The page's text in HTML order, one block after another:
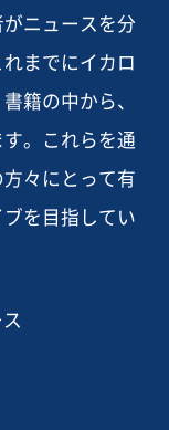
ニュースを分
までにイカロ
籍の中から、
。これらを通
々にとって有
を目指してい